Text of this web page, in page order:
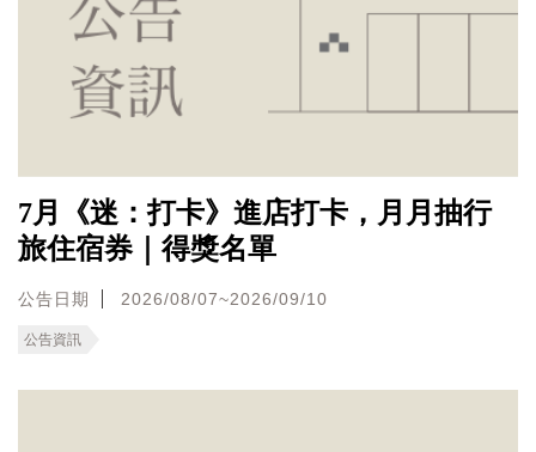
7月《迷：打卡》進店打卡，月月抽行
旅住宿券｜得獎名單
公告日期 2026/08/07~2026/09/10
公告資訊